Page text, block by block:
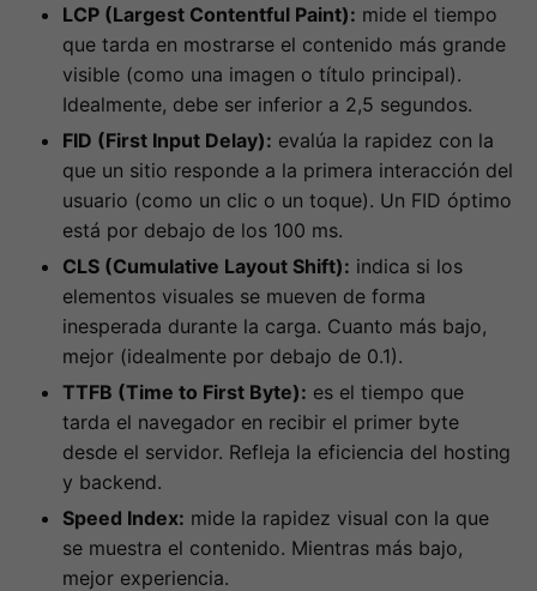
LCP (Largest Contentful Paint): mide el tiempo
que tarda en mostrarse el contenido más grande
visible (como una imagen o título principal).
Idealmente, debe ser inferior a 2,5 segundos.
FID (First Input Delay): evalúa la rapidez con la
que un sitio responde a la primera interacción del
usuario (como un clic o un toque). Un FID óptimo
está por debajo de los 100 ms.
CLS (Cumulative Layout Shift): indica si los
elementos visuales se mueven de forma
inesperada durante la carga. Cuanto más bajo,
mejor (idealmente por debajo de 0.1).
TTFB (Time to First Byte): es el tiempo que
tarda el navegador en recibir el primer byte
desde el servidor. Refleja la eficiencia del hosting
y backend.
Speed Index: mide la rapidez visual con la que
se muestra el contenido. Mientras más bajo,
mejor experiencia.